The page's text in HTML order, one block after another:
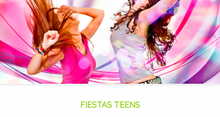
FIESTAS TEENS